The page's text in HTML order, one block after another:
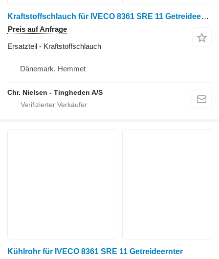
Kraftstoffschlauch für IVECO 8361 SRE 11 Getreideernter
Preis auf Anfrage
Ersatzteil - Kraftstoffschlauch
Dänemark, Hemmet
Chr. Nielsen - Tingheden A/S
Kühlrohr für IVECO 8361 SRE 11 Getreideernter